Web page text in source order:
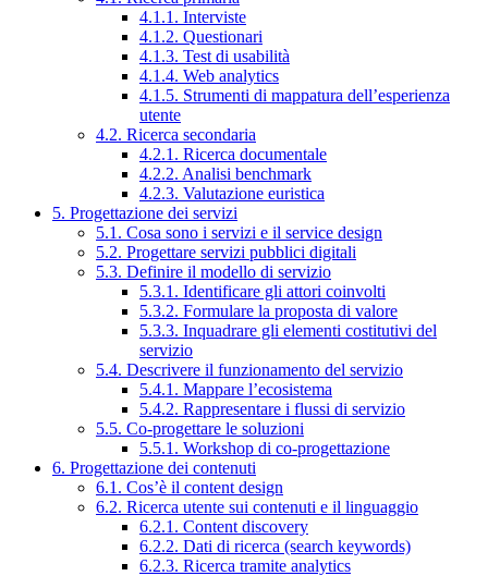
4.1.1. Interviste
4.1.2. Questionari
4.1.3. Test di usabilità
4.1.4. Web analytics
4.1.5. Strumenti di mappatura dell’esperienza
utente
4.2. Ricerca secondaria
4.2.1. Ricerca documentale
4.2.2. Analisi benchmark
4.2.3. Valutazione euristica
5. Progettazione dei servizi
5.1. Cosa sono i servizi e il service design
5.2. Progettare servizi pubblici digitali
5.3. Definire il modello di servizio
5.3.1. Identificare gli attori coinvolti
5.3.2. Formulare la proposta di valore
5.3.3. Inquadrare gli elementi costitutivi del
servizio
5.4. Descrivere il funzionamento del servizio
5.4.1. Mappare l’ecosistema
5.4.2. Rappresentare i flussi di servizio
5.5. Co-progettare le soluzioni
5.5.1. Workshop di co-progettazione
6. Progettazione dei contenuti
6.1. Cos’è il content design
6.2. Ricerca utente sui contenuti e il linguaggio
6.2.1. Content discovery
6.2.2. Dati di ricerca (search keywords)
6.2.3. Ricerca tramite analytics